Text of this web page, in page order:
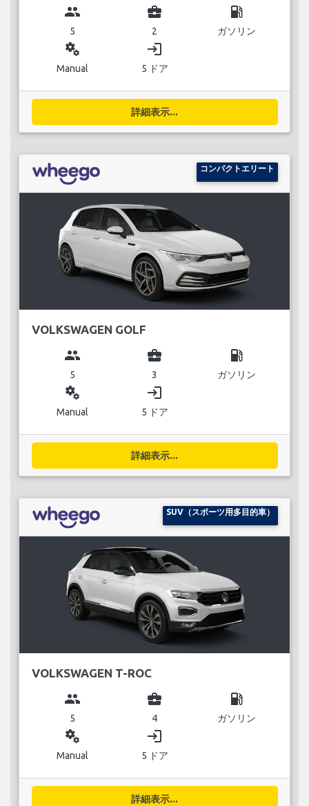
group
5
business_center
2
local_gas_station
ガソリン
miscellaneous_services
Manual
login
5 ドア
詳細表示...
コンパクトエリート
VOLKSWAGEN GOLF
group
5
business_center
3
local_gas_station
ガソリン
miscellaneous_services
Manual
login
5 ドア
詳細表示...
SUV（スポーツ用多目的車）
VOLKSWAGEN T-ROC
group
5
business_center
4
local_gas_station
ガソリン
miscellaneous_services
Manual
login
5 ドア
詳細表示...